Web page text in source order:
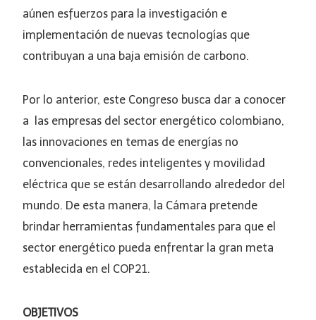
aúnen esfuerzos para la investigación e
implementación de nuevas tecnologías que
contribuyan a una baja emisión de carbono.
Por lo anterior, este Congreso busca dar a conocer
a las empresas del sector energético colombiano,
las innovaciones en temas de energías no
convencionales, redes inteligentes y movilidad
eléctrica que se están desarrollando alrededor del
mundo. De esta manera, la Cámara pretende
brindar herramientas fundamentales para que el
sector energético pueda enfrentar la gran meta
establecida en el COP21.
OBJETIVOS